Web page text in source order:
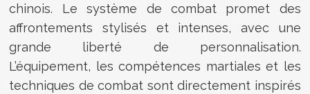
chinois. Le système de combat promet des
affrontements stylisés et intenses, avec une
grande liberté de personnalisation.
L’équipement, les compétences martiales et les
techniques de combat sont directement inspirés